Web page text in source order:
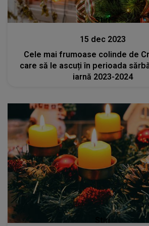
Stiri
15 dec 2023
Cele mai frumoase colinde de
care să le ascuți în perioada
iarnă 2023-2024
Stiri